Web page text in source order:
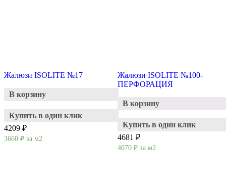
Жалюзи ISOLITE №17
В корзину
Купить в один клик
4209 ₽
3660 ₽ за м2
Жалюзи ISOLITE №100-
ПЕРФОРАЦИЯ
В корзину
Купить в один клик
4681 ₽
4070 ₽ за м2